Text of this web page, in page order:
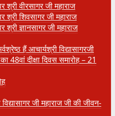
श्री वीरसागर जी महाराज
श्री शिवसागर जी महाराज
श्री ज्ञानसागर जी महाराज
हैं आचार्यश्री विद्यासागरजी
48वां दीक्षा दिवस समारोह – 21
जी महाराज जी की जीवन-